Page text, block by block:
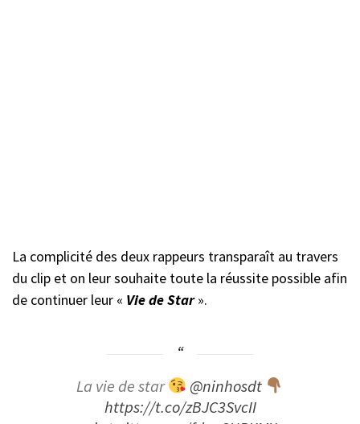
La complicité des deux rappeurs transparaît au travers
du clip et on leur souhaite toute la réussite possible afin
de continuer leur « Vie de Star».
La vie de star
@ninhosdt
https://t.co/zBJC3SvcII